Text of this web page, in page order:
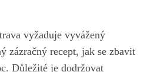
vyžaduje vyvážený
zázračný recept, jak se zbavit
Důležité je dodržovat‌